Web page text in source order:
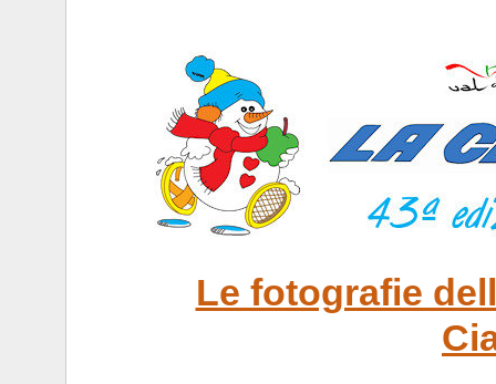
Le fotografie